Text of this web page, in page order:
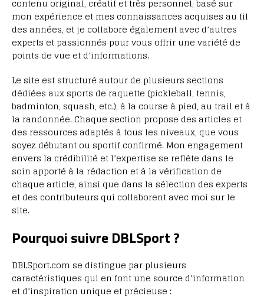
contenu original, créatif et très personnel, basé sur
mon expérience et mes connaissances acquises au fil
des années, et je collabore également avec d’autres
experts et passionnés pour vous offrir une variété de
points de vue et d’informations.
Le site est structuré autour de plusieurs sections
dédiées aux sports de raquette (pickleball, tennis,
badminton, squash, etc.), à la course à pied, au trail et à
la randonnée. Chaque section propose des articles et
des ressources adaptés à tous les niveaux, que vous
soyez débutant ou sportif confirmé. Mon engagement
envers la crédibilité et l’expertise se reflète dans le
soin apporté à la rédaction et à la vérification de
chaque article, ainsi que dans la sélection des experts
et des contributeurs qui collaborent avec moi sur le
site.
Pourquoi suivre DBLSport ?
DBLSport.com se distingue par plusieurs
caractéristiques qui en font une source d’information
et d’inspiration unique et précieuse :